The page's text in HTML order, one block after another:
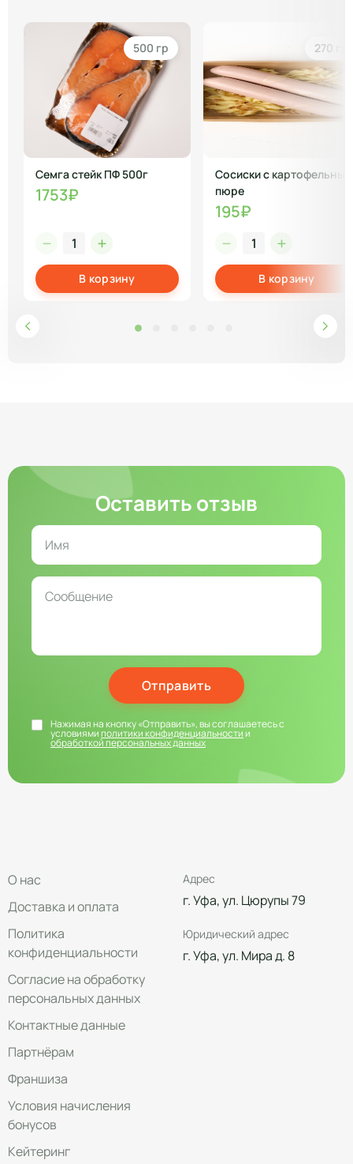
500 гр
Семга стейк ПФ 500г
1753₽
В корзину
270 гр
Сосиски с картофельным
пюре
195₽
В корзину
Оставить отзыв
Отправить
Нажимая на кнопку «Отправить», вы соглашаетесь с
условиямиполитики конфиденциальностии
обработкой персональных данных
О нас
Доставка и оплата
Политика
конфиденциальности
Согласие на обработку
персональных данных
Контактные данные
Партнёрам
Франшиза
Условия начисления
бонусов
Кейтеринг
Адрес
г. Уфа, ул. Цюрупы 79
Юридический адрес
г. Уфа, ул. Мира д. 8